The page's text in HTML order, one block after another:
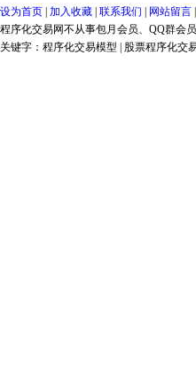
设为首页 加入收藏 联系我们 网站留言
程序化交易网不从事包月会员、QQ群会
关键字：程序化交易模型 | 股票程序化交